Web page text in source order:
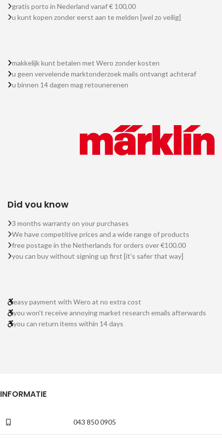
gratis porto in Nederland vanaf € 100,00
u kunt kopen zonder eerst aan te melden [wel zo veilig]
makkelijk kunt betalen met Wero zonder kosten
u geen vervelende marktonderzoek mails ontvangt achteraf
u binnen 14 dagen mag retounerenen
Did you know
3 months warranty on your purchases
We have competitive prices and a wide range of products
free postage in the Netherlands for orders over €100.00
you can buy without signing up first [it's safer that way]
easy payment with Wero at no extra cost
you won't receive annoying market research emails afterwards
you can return items within 14 days
INFORMATIE
043 850 0905